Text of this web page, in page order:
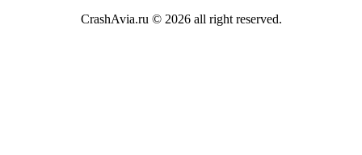
CrashAvia.ru © 2026 all right reserved.